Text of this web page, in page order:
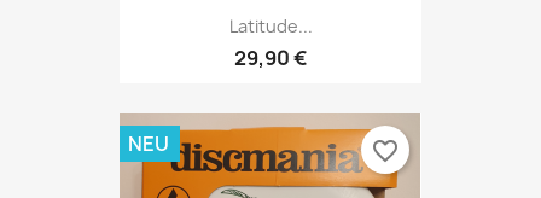
Latitude...
29,90 €
NEU favorite_border